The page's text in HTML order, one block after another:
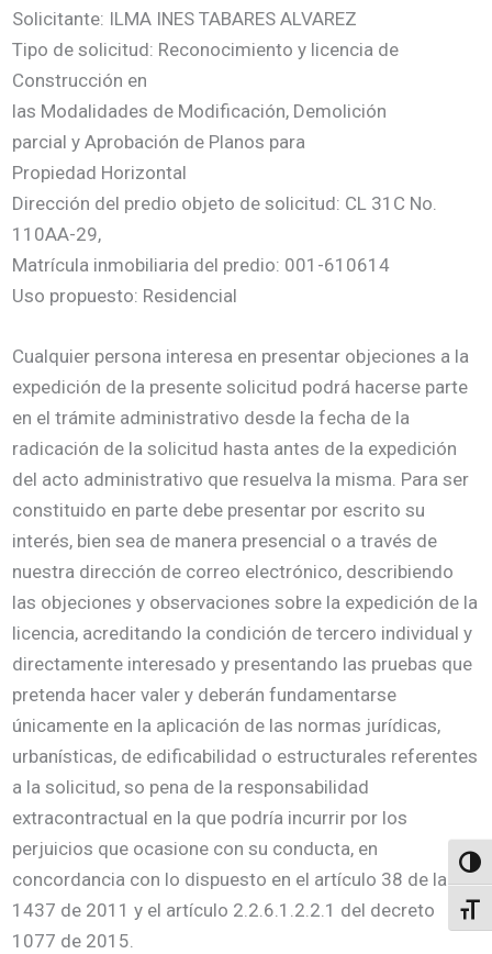
Solicitante: ILMA INES TABARES ALVAREZ
Tipo de solicitud: Reconocimiento y licencia de
Construcción en
las Modalidades de Modificación, Demolición
parcial y Aprobación de Planos para
Propiedad Horizontal
Dirección del predio objeto de solicitud: CL 31C No.
110AA-29,
Matrícula inmobiliaria del predio: 001-610614
Uso propuesto: Residencial
Cualquier persona interesa en presentar objeciones a la
expedición de la presente solicitud podrá hacerse parte
en el trámite administrativo desde la fecha de la
radicación de la solicitud hasta antes de la expedición
del acto administrativo que resuelva la misma. Para ser
constituido en parte debe presentar por escrito su
interés, bien sea de manera presencial o a través de
nuestra dirección de correo electrónico, describiendo
las objeciones y observaciones sobre la expedición de la
licencia, acreditando la condición de tercero individual y
directamente interesado y presentando las pruebas que
pretenda hacer valer y deberán fundamentarse
únicamente en la aplicación de las normas jurídicas,
urbanísticas, de edificabilidad o estructurales referentes
a la solicitud, so pena de la responsabilidad
extracontractual en la que podría incurrir por los
perjuicios que ocasione con su conducta, en
concordancia con lo dispuesto en el artículo 38 de la ley
1437 de 2011 y el artículo 2.2.6.1.2.2.1 del decreto
1077 de 2015.